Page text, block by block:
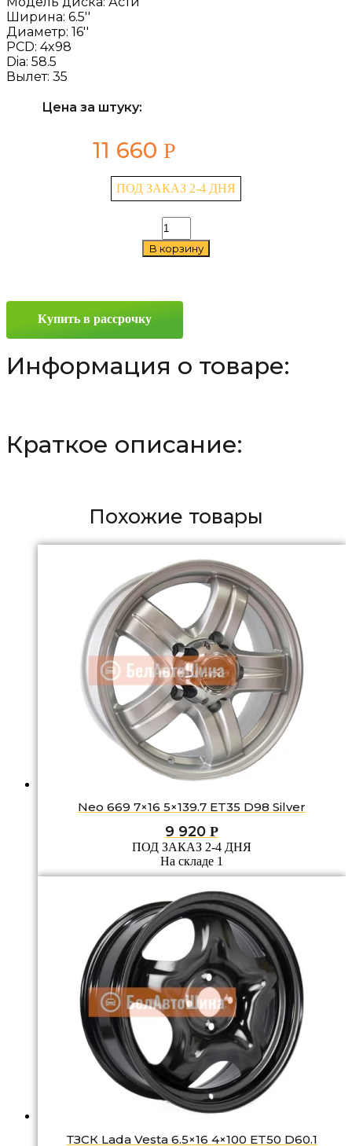
Ширина: 6.5''
Диаметр: 16''
PCD: 4x98
Dia: 58.5
Вылет: 35
Цена за штуку:
11 660 Р
ПОД ЗАКАЗ 2-4 ДНЯ
Количество
товара
Скад
ET35
Черный
полированной
лицевой
В корзину
Купить в рассрочку
Информация о товаре:
Краткое описание:
Похожие товары
Neo 669 7×16 5×139.7 ET35 D98 Silver
9 920 Р
ПОД ЗАКАЗ 2-4 ДНЯ
На складе 1
ТЗСК Lada Vesta 6.5×16 4×100 ET50 D60.1